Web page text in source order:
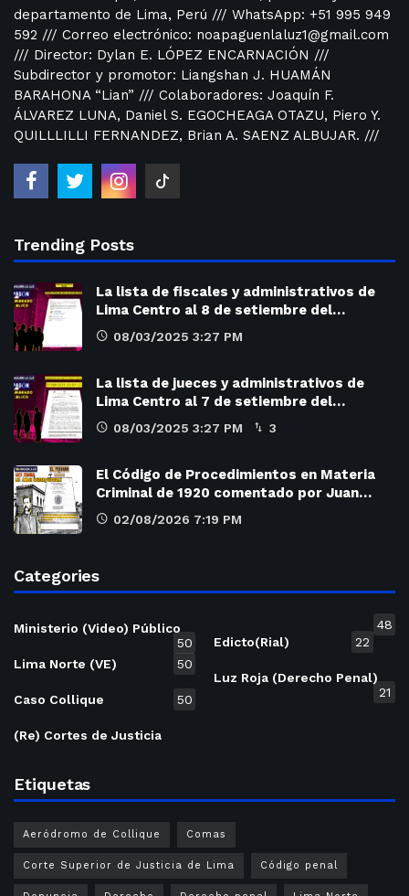
departamento de Lima, Perú /// WhatsApp: +51 995 949
592 /// Correo electrónico: noapaguenlaluz1@gmail.com
/// Director: Dylan E. LÓPEZ ENCARNACIÓN ///
Subdirector y promotor: Liangshan J. HUAMÁN
BARAHONA “Lian” /// Colaboradores: Joaquín F.
ÁLVAREZ LUNA, Daniel S. EGOCHEAGA OTAZU, Piero Y.
QUILLLILLI FERNANDEZ, Brian A. SAENZ ALBUJAR. ///
Trending Posts
La lista de fiscales y administrativos de
Lima Centro al 8 de setiembre del…
08/03/2025 3:27 PM
La lista de jueces y administrativos de
Lima Centro al 7 de setiembre del…
08/03/2025 3:27 PM 3
El Código de Procedimientos en Materia
Criminal de 1920 comentado por Juan…
02/08/2026 7:19 PM
Categories
Ministerio (Video) Público
50
Lima Norte (VE)
50
Caso Collique 50
(Re) Cortes de Justicia
48
Edicto(Rial)
22
Luz Roja (Derecho Penal)
21
Etiquetas
Aeródromo de Collique Comas
Corte Superior de Justicia de Lima Código penal